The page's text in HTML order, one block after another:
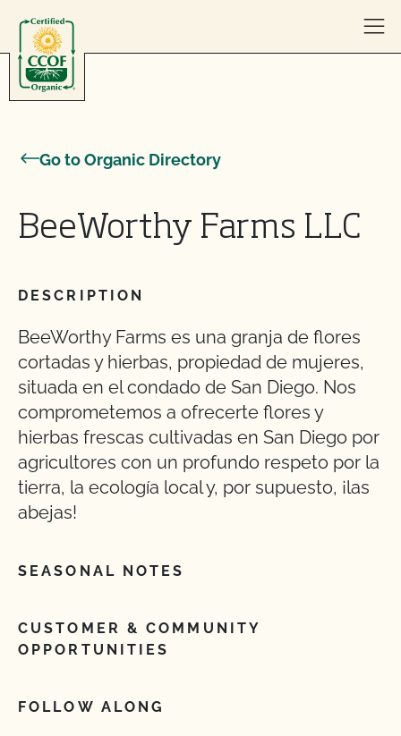
Go to Organic Directory
BeeWorthy Farms LLC
DESCRIPTION
BeeWorthy Farms es una granja de flores
cortadas y hierbas, propiedad de mujeres,
situada en el condado de San Diego. Nos
comprometemos a ofrecerte flores y
hierbas frescas cultivadas en San Diego por
agricultores con un profundo respeto por la
tierra, la ecología local y, por supuesto, ¡las
abejas!
SEASONAL NOTES
CUSTOMER & COMMUNITY
OPPORTUNITIES
FOLLOW ALONG